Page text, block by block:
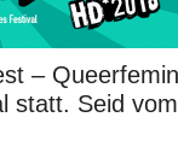
–
statt. Seid